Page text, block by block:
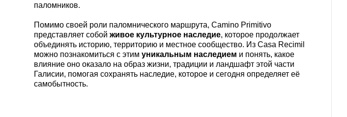
паломников.
Помимо своей роли паломнического маршрута, Camino Primitivo
представляет собой живое культурное наследие, которое продолжает
объединять историю, территорию и местное сообщество. Из Casa Recimil
можно познакомиться с этим уникальным наследием и понять, какое
влияние оно оказало на образ жизни, традиции и ландшафт этой части
Галисии, помогая сохранять наследие, которое и сегодня определяет её
самобытность.